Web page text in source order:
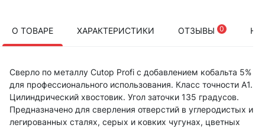
О ТОВАРЕ ХАРАКТЕРИСТИКИ ОТЗЫВЫ 0
Сверло по металлу Cutop Profi с добавлением кобальта 5%
для профессионального использования. Класс точности А1.
Цилиндрический хвостовик. Угол заточки 135 градусов.
Предназначено для сверления отверстий в углеродистых и
легированных сталях, серых и ковких чугунах, цветных